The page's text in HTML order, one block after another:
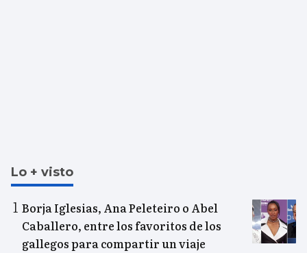
Lo + visto
Borja Iglesias, Ana Peleteiro o Abel
Caballero, entre los favoritos de los
gallegos para compartir un viaje